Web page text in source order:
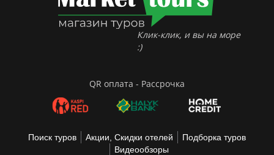
Клик-клик, и вы на море
:)
QR оплата - Рассрочка
Поиск туров Акции, Скидки отелей
Подборка туров
Видеообзоры